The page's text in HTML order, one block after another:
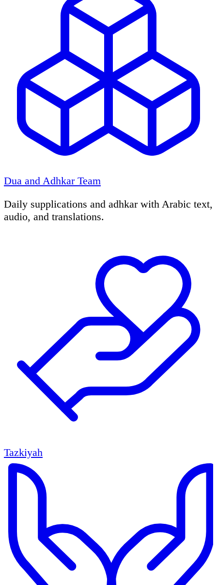
Dua and Adhkar Team
Daily supplications and adhkar with Arabic text,
audio, and translations.
Tazkiyah